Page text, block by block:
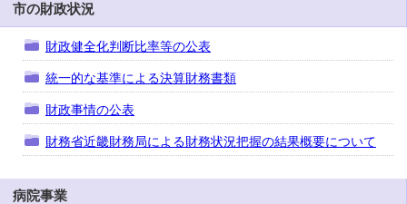
市の財政状況
財政健全化判断比率等の公表
統一的な基準による決算財務書類
財政事情の公表
財務省近畿財務局による財務状況把握の結果概要について
病院事業